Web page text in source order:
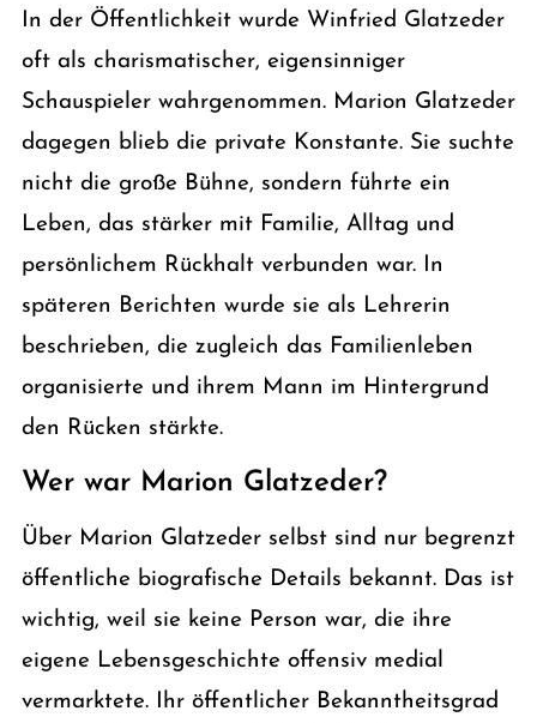
In der Öffentlichkeit wurde Winfried Glatzeder
oft als charismatischer, eigensinniger
Schauspieler wahrgenommen. Marion Glatzeder
dagegen blieb die private Konstante. Sie suchte
nicht die große Bühne, sondern führte ein
Leben, das stärker mit Familie, Alltag und
persönlichem Rückhalt verbunden war. In
späteren Berichten wurde sie als Lehrerin
beschrieben, die zugleich das Familienleben
organisierte und ihrem Mann im Hintergrund
den Rücken stärkte.
Wer war Marion Glatzeder?
Über Marion Glatzeder selbst sind nur begrenzt
öffentliche biografische Details bekannt. Das ist
wichtig, weil sie keine Person war, die ihre
eigene Lebensgeschichte offensiv medial
vermarktete. Ihr öffentlicher Bekanntheitsgrad